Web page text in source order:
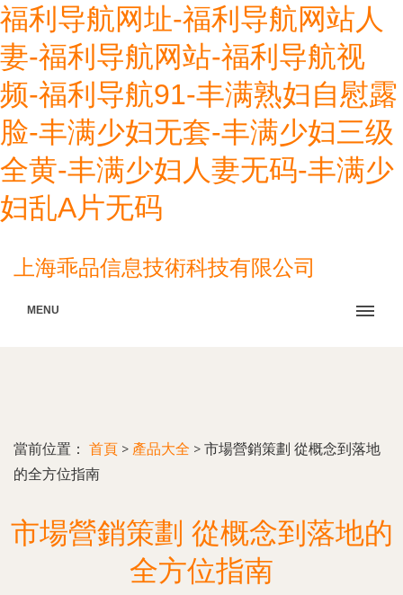
福利导航网址-福利导航网站人
妻-福利导航网站-福利导航视
频-福利导航91-丰满熟妇自慰露
脸-丰满少妇无套-丰满少妇三级
全黄-丰满少妇人妻无码-丰满少
妇乱A片无码
上海乖品信息技術科技有限公司
MENU
當前位置： 首頁 > 產品大全 > 市場營銷策劃 從概念到落地
的全方位指南
市場營銷策劃 從概念到落地的
全方位指南